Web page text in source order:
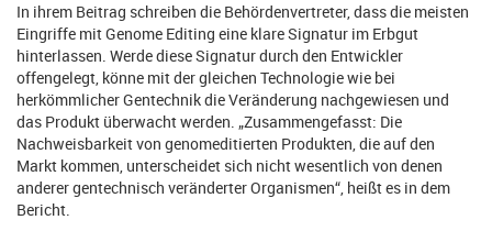
In ihrem Beitrag schreiben die Behördenvertreter, dass die meisten
Eingriffe mit Genome Editing eine klare Signatur im Erbgut
hinterlassen. Werde diese Signatur durch den Entwickler
offengelegt, könne mit der gleichen Technologie wie bei
herkömmlicher Gentechnik die Veränderung nachgewiesen und
das Produkt überwacht werden. „Zusammengefasst: Die
Nachweisbarkeit von genomeditierten Produkten, die auf den
Markt kommen, unterscheidet sich nicht wesentlich von denen
anderer gentechnisch veränderter Organismen“, heißt es in dem
Bericht.